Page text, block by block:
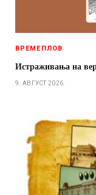
ВРЕМЕПЛОВ
Истраживања на
9. АВГУСТ 2026.